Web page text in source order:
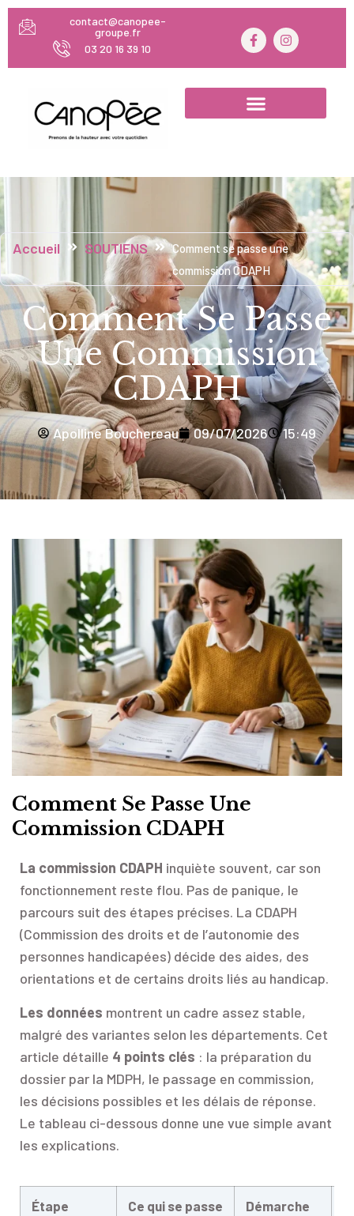
contact@canopee-
groupe.fr
03 20 16 39 10
Accueil SOUTIENS
Comment se passe une
commission CDAPH
Comment Se Passe
Une Commission
CDAPH
Apolline Bouchereau 09/07/2026 15:49
Comment Se Passe Une
Commission CDAPH
La commission CDAPH inquiète souvent, car son
fonctionnement reste flou. Pas de panique, le
parcours suit des étapes précises. La CDAPH
(Commission des droits et de l’autonomie des
personnes handicapées) décide des aides, des
orientations et de certains droits liés au handicap.
Les données montrent un cadre assez stable,
malgré des variantes selon les départements. Cet
article détaille 4 points clés : la préparation du
dossier par la MDPH, le passage en commission,
les décisions possibles et les délais de réponse.
Le tableau ci-dessous donne une vue simple avant
les explications.
Étape Ce qui se passe
Démarche